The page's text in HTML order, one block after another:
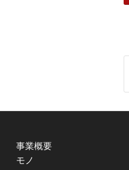
事業概要
モノ